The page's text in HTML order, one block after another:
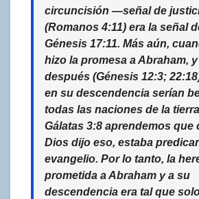
circuncisión —señal de
(Romanos 4:11) era la señal
Génesis 17:11. Más aún,
hizo la promesa a Abraham,
después (Génesis 12:3;
en su descendencia serían
todas las naciones de la
Gálatas 3:8 aprendemos que
Dios dijo eso, estaba
evangelio. Por lo tanto, la
prometida a Abraham y a su
descendencia era tal que